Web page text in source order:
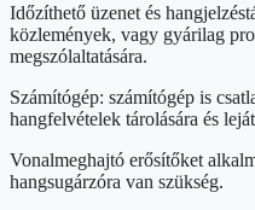
Időzíthető üzenet és
közlemények, vagy gyárilag
megszólaltatására.
Számítógép: számítógép is
hangfelvételek tárolására és
Vonalmeghajtó erősítőket
hangsugárzóra van szükség.